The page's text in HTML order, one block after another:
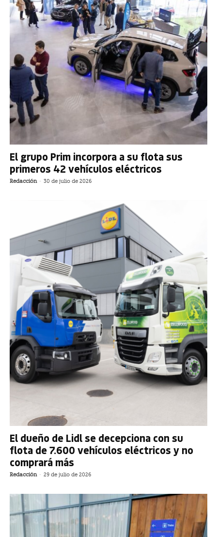
El grupo Prim incorpora a su flota sus
primeros 42 vehículos eléctricos
Redacción - 30 de julio de 2026
El dueño de Lidl se decepciona con su
flota de 7.600 vehículos eléctricos y no
comprará más
Redacción - 29 de julio de 2026